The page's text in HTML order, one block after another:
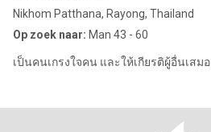
Nikhom Patthana, Rayong, Thailand
Op zoek naar: Man 43 - 60
เป็นคนเกรงใจคน และให้เกียรติผู้อื่นเสมอ